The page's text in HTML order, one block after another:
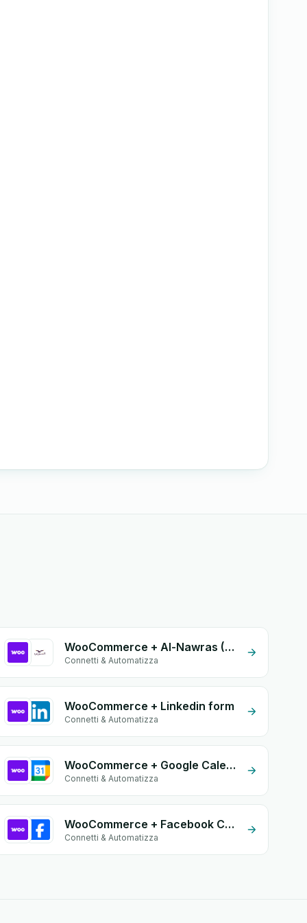
WooCommerce + Al-Nawras (Nawris)
Connetti & Automatizza
WooCommerce + Linkedin form
Connetti & Automatizza
WooCommerce + Google Calendar
Connetti & Automatizza
WooCommerce + Facebook Conversion API (CAPI)
Connetti & Automatizza